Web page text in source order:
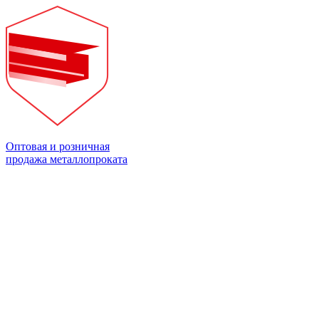
Оптовая и розничная
продажа металлопроката